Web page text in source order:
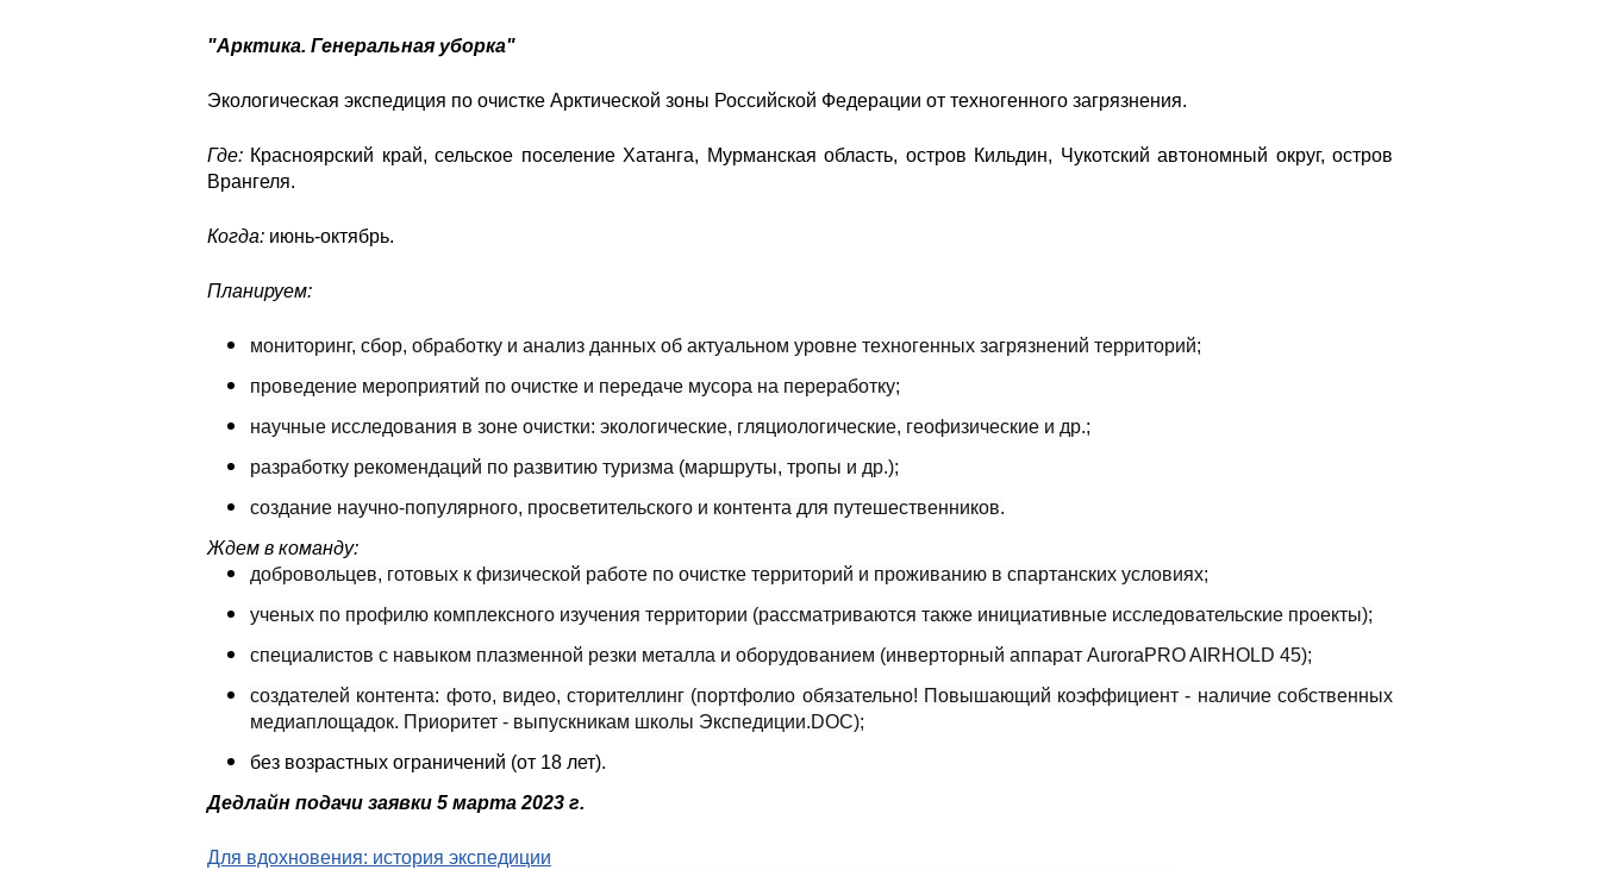
"Арктика. Генеральная уборка"
Экологическая экспедиция по очистке Арктической зоны Российской Федерации от техногенного загрязнения.
Где: Красноярский край, сельское поселение Хатанга, Мурманская область, остров Кильдин, Чукотский автономный округ, остров
Врангеля.
Когда: июнь-октябрь.
Планируем:
мониторинг, сбор, обработку и анализ данных об актуальном уровне техногенных загрязнений территорий;
проведение мероприятий по очистке и передаче мусора на переработку;
научные исследования в зоне очистки: экологические, гляциологические, геофизические и др.;
разработку рекомендаций по развитию туризма (маршруты, тропы и др.);
создание научно-популярного, просветительского и контента для путешественников.
Ждем в команду:
добровольцев, готовых к физической работе по очистке территорий и проживанию в спартанских условиях;
ученых по профилю комплексного изучения территории (рассматриваются также инициативные исследовательские проекты);
специалистов с навыком плазменной резки металла и оборудованием (инверторный аппарат AuroraPRO AIRHOLD 45);
создателей контента: фото, видео, сторителлинг (портфолио обязательно! Повышающий коэффициент - наличие собственных
медиаплощадок. Приоритет - выпускникам школы Экспедиции.DOC);
без возрастных ограничений (от 18 лет).
Дедлайн подачи заявки 5 марта 2023 г.
Для вдохновения: история экспедиции